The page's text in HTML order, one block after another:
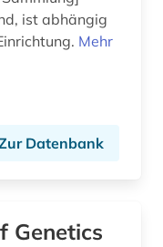
ist abhängig
Mehr
Datenbank
Genetics